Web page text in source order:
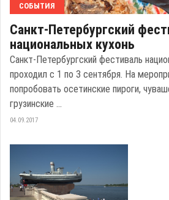
СОБЫТИЯ
Санкт-Петербургский
национальных кухонь
Санкт-Петербургский фестиваль
проходил с 1 по 3 сентября. На
попробовать осетинские пироги,
грузинские ...
04.09.2017